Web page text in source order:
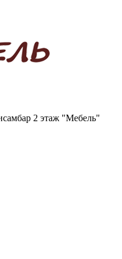
2 этаж "Мебель"